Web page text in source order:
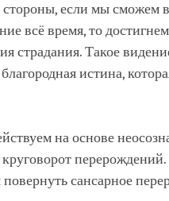
стороны, если мы сможем
всё время, то
страдания. Такое
истина,
на основе
перерождений.
сансарное